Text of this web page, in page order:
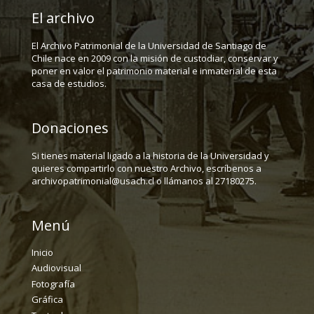
El archivo
El Archivo Patrimonial de la Universidad de Santiago de
Chile nace en 2009 con la misión de custodiar, conservar y
poner en valor el patrimonio material e inmaterial de esta
casa de estudios.
Donaciones
Si tienes material ligado a la historia de la Universidad y
quieres compartirlo con nuestro Archivo, escríbenos a
archivopatrimonial@usach.cl o llámanos al 27180275.
Menú
Inicio
Audiovisual
Fotografía
Gráfica